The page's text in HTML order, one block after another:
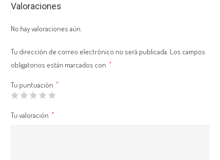
Valoraciones
No hay valoraciones aún.
Tu dirección de correo electrónico no será publicada. Los campos
obligatorios están marcados con
*
Tu puntuación *
Tu valoración *